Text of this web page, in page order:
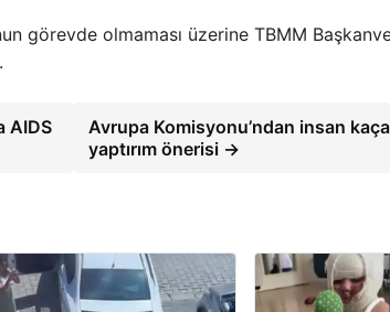
görevde olmaması üzerine TBMM
AIDS
Avrupa Komisyonu’ndan insan
yaptırım önerisi →